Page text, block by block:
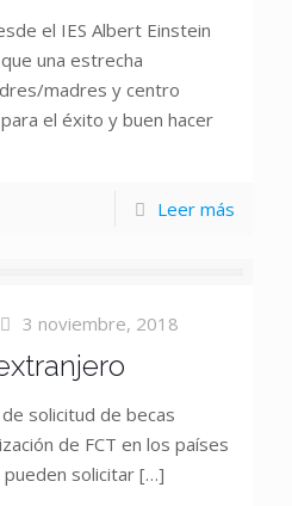
el IES Albert Einstein
una estrecha
madres y centro
el éxito y buen hacer
Leer más
3 noviembre, 2018
solicitud de becas
de FCT en los países
pueden solicitar […]